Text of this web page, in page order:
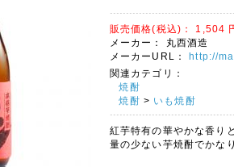
販売価格(税込)： 1,504
メーカー：
丸西酒造
メーカーURL：
http://
関連カテゴリ：
焼酎
焼酎 > いも焼酎
紅芋特有の華やかな香り
量の少ない芋焼酎でかな